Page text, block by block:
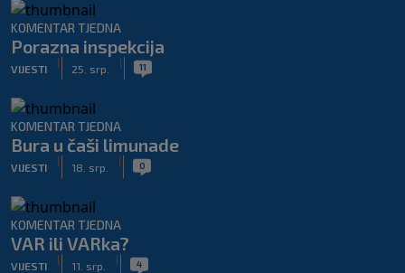
KOMENTAR TJEDNA
Porazna inspekcija
VIJESTI
|
25. srp.
| 11
KOMENTAR TJEDNA
Bura u čaši limunade
VIJESTI
|
18. srp.
| 0
KOMENTAR TJEDNA
VAR ili VARka?
VIJESTI
|
11. srp.
| 4